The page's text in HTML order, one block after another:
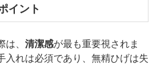
イント
、 清潔感が最も重要視されま
入れは必須であり、無精ひげは失